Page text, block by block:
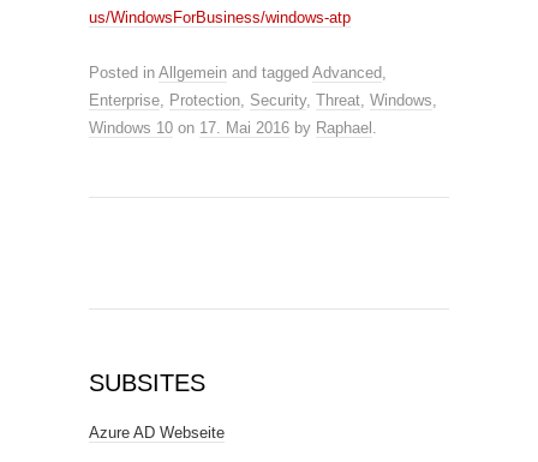
us/WindowsForBusiness/windows-atp
Posted in Allgemein and tagged Advanced,
Enterprise, Protection, Security, Threat, Windows,
Windows 10 on 17. Mai 2016 by Raphael .
SUBSITES
Azure AD Webseite